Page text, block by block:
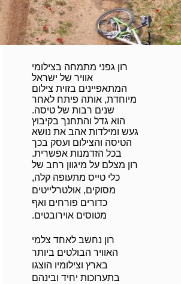
רון גפני מתמחה בצילומי
אוויר של ישראל
המתאפיינים בזוית צילום
מיוחדת, אותה פיתח לאחר
שנים רבות של טיסה.
הוא גדל והתחנך בקיבוץ
געש ומילדות אהב את נושא
הטיסה והצילום ועסק בכך
בכל הזדמנות אפשרית.
רון מצלם על מיגוון רחב של
כלי טייס מתעופה קלה,
מסוקים, אולטרלייטים
כדורים פורחים ואף
מטוסים אוירובטים.
רון נחשב לאחד צלמי
האוויר הבולטים ביותר
בארץ וצילומיו הוצגו
בתערוכות יחיד ובינהם